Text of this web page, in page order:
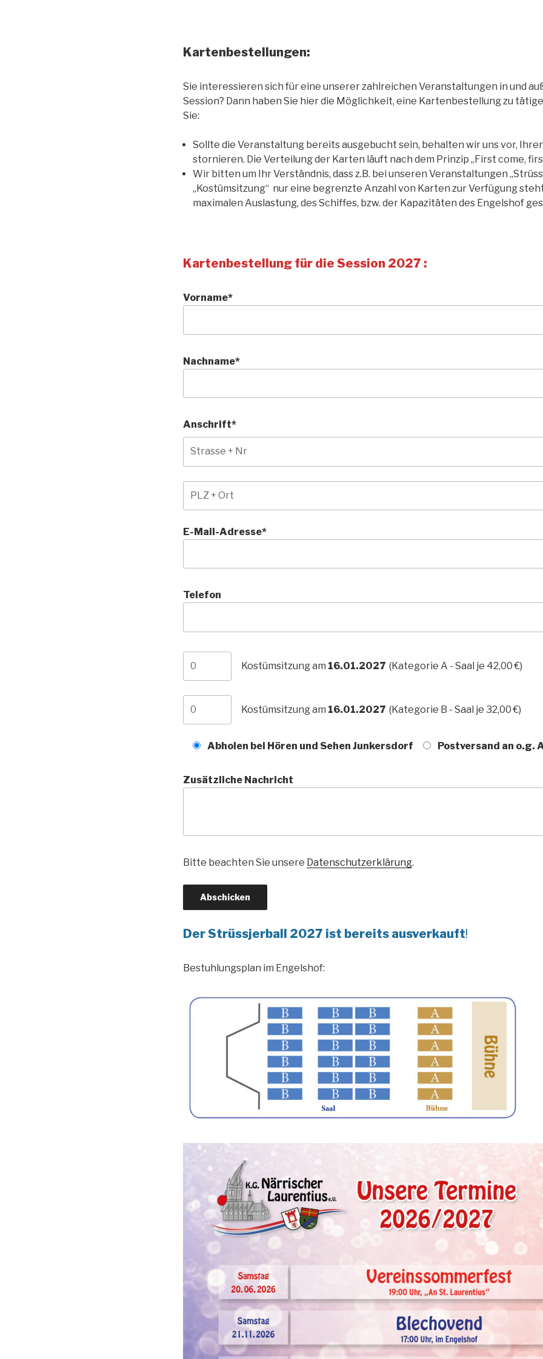
Kartenbestellungen:
Sie interessieren sich für eine unserer zahlreichen Veranstaltungen in und
Session? Dann haben Sie hier die Möglichkeit, eine Kartenbestellung zu
Sie:
Sollte die Veranstaltung bereits ausgebucht sein, behalten wir uns vor,
stornieren. Die Verteilung der Karten läuft nach dem Prinzip „First come,
Wir bitten um Ihr Verständnis, dass z.B. bei unseren Veranstaltungen
„Kostümsitzung“ nur eine begrenzte Anzahl von Karten zur Verfügung
maximalen Auslastung, des Schiffes, bzw. der Kapazitäten des Engelshof
Kartenbestellung für die Session 2027 :
Vorname*
Nachname*
Anschrift*
E-Mail-Adresse*
Telefon
Kostümsitzung am 16.01.2027 (Kategorie A - Saal je 42,00 €)
Kostümsitzung am 16.01.2027 (Kategorie B - Saal je 32,00 €)
Abholen bei Hören und Sehen Junkersdorf Postversand an o.g.
Zusätzliche Nachricht
Bitte beachten Sie unsere Datenschutzerklärung.
Der Strüssjerball 2027 ist bereits ausverkauft!
Bestuhlungsplan im Engelshof: